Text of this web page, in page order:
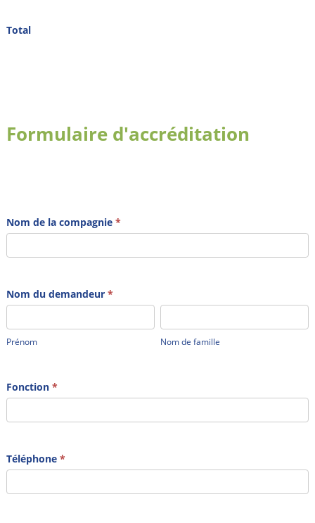
Total
Formulaire d'accréditation
Nom de la compagnie *
Nom du demandeur *
Prénom
de
famille
Nom de famille
Fonction *
Téléphone *